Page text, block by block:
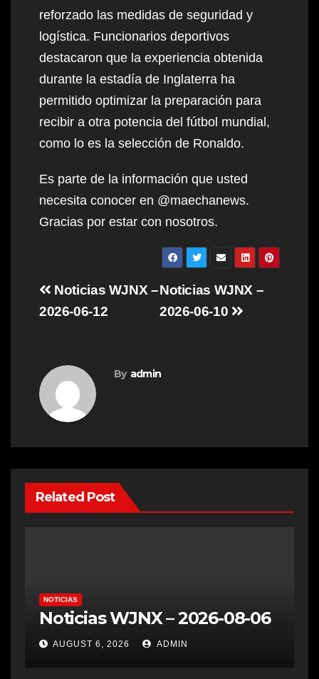
reforzado las medidas de seguridad y
logística. Funcionarios deportivos
destacaron que la experiencia obtenida
durante la estadía de Inglaterra ha
permitido optimizar la preparación para
recibir a otra potencia del fútbol mundial,
como lo es la selección de Ronaldo.
Es parte de la información que usted
necesita conocer en @maechanews.
Gracias por estar con nosotros.
Post
navigation
Noticias WJNX –
2026-06-10
Noticias WJNX –
2026-06-12
By admin
Related Post
NOTICIAS
Noticias WJNX – 2026-08-06
AUGUST 6, 2026 ADMIN